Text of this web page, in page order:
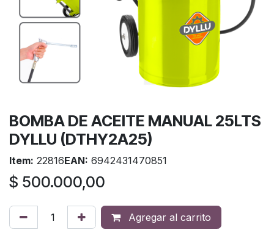
BOMBA DE ACEITE MANUAL 25LTS
DYLLU (DTHY2A25)
Item: 22816EAN: 6942431470851
$ 500.000,00
Agregar al carrito